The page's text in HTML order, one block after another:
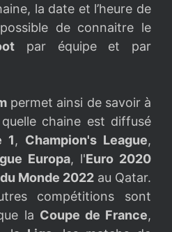
la date et l’heure de
de connaitre le
par équipe et par
permet ainsi de savoir à
chaine est diffusé
1, Champion's League,
Europa, l'Euro 2020
Monde 2022 au Qatar.
compétitions sont
la Coupe de France,